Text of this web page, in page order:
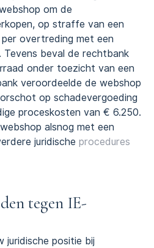
om de
op straffe van een
overtreding met een
Tevens beval de rechtbank
onder toezicht van een
veroordeelde de webshop
op schadevergoeding
proceskosten van € 6.250.
alsnog met een
juridische procedures
tegen IE-
juridische positie bij